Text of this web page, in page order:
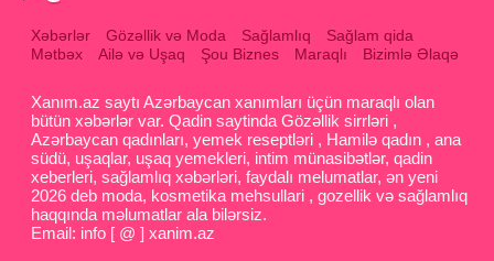
Xəbərlər Gözəllik və Moda Sağlamlıq
Sağlam qida
Mətbəx
Ailə və Uşaq Şou Biznes Maraqlı Bizimlə Əlaqə
Xanım.az saytı Azərbaycan xanımları üçün maraqlı olan
bütün xəbərlər var. Qadin saytinda Gözəllik sirrləri ,
Azərbaycan qadınları, yemek reseptləri , Hamilə qadın , ana
südü, uşaqlar, uşaq yemekleri, intim münasibətlər, qadin
xeberleri, sağlamlıq xəbərləri, faydalı melumatlar, ən yeni
2026 deb moda, kosmetika mehsullari , gozellik və sağlamlıq
haqqında məlumatlar ala bilərsiz.
Email: info [ @ ] xanim.az